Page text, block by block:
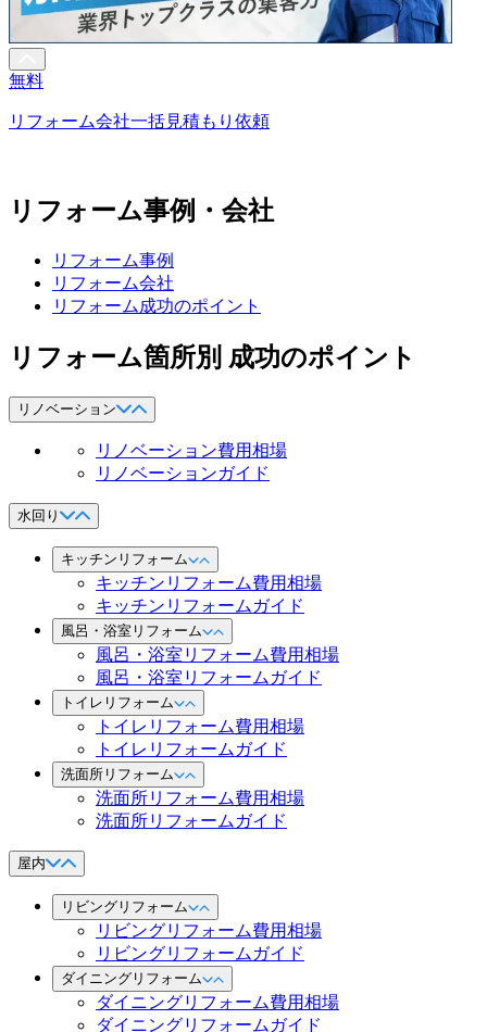
無料
リフォーム会社一括見積もり依頼
リフォーム事例・会社
リフォーム事例
リフォーム会社
リフォーム成功のポイント
リフォーム箇所別 成功のポイント
リノベーション
リノベーション費用相場
リノベーションガイド
水回り
キッチンリフォーム
キッチンリフォーム費用相場
キッチンリフォームガイド
風呂・浴室リフォーム
風呂・浴室リフォーム費用相場
風呂・浴室リフォームガイド
トイレリフォーム
トイレリフォーム費用相場
トイレリフォームガイド
洗面所リフォーム
洗面所リフォーム費用相場
洗面所リフォームガイド
屋内
リビングリフォーム
リビングリフォーム費用相場
リビングリフォームガイド
ダイニングリフォーム
ダイニングリフォーム費用相場
ダイニングリフォームガイド